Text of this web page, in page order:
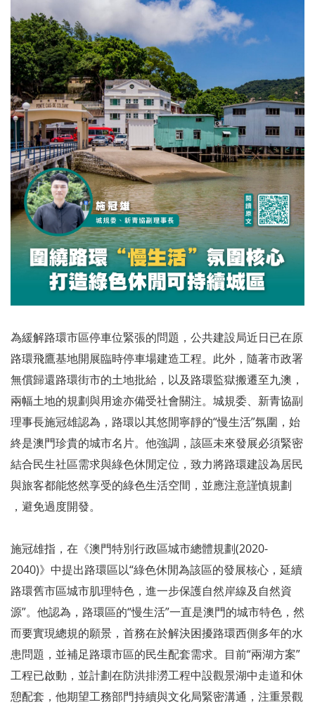
為緩解路環市區停車位緊張的問題，公共建設局近日已在原
路環飛鷹基地開展臨時停車場建造工程。此外，隨著市政署
無償歸還路環街市的土地批給，以及路環監獄搬遷至九澳，
兩幅土地的規劃與用途亦備受社會關注。城規委、新青協副
理事長施冠雄認為，路環以其悠閒寧靜的“慢生活”氛圍，始
終是澳門珍貴的城市名片。他強調，該區未來發展必須緊密
結合民生社區需求與綠色休閒定位，致力將路環建設為居民
與旅客都能悠然享受的綠色生活空間，並應注意謹慎規劃
，避免過度開發。
施冠雄指，在《澳門特別行政區城市總體規劃(2020-
2040)》中提出路環區以“綠色休閒為該區的發展核心，延續
路環舊市區城市肌理特色，進一步保護自然岸線及自然資
源”。他認為，路環區的“慢生活”一直是澳門的城市特色，然
而要實現總規的願景，首務在於解決困擾路環西側多年的水
患問題，並補足路環市區的民生配套需求。目前“兩湖方案”
工程已啟動，並計劃在防洪排澇工程中設觀景湖中走道和休
憩配套，他期望工務部門持續與文化局緊密溝通，注重景觀